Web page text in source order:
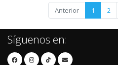
Anterior 1 2
Síguenos en: